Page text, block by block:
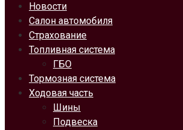
Новости
Салон автомобиля
Страхование
Топливная система
ГБО
Тормозная система
Ходовая часть
Шины
Подвеска